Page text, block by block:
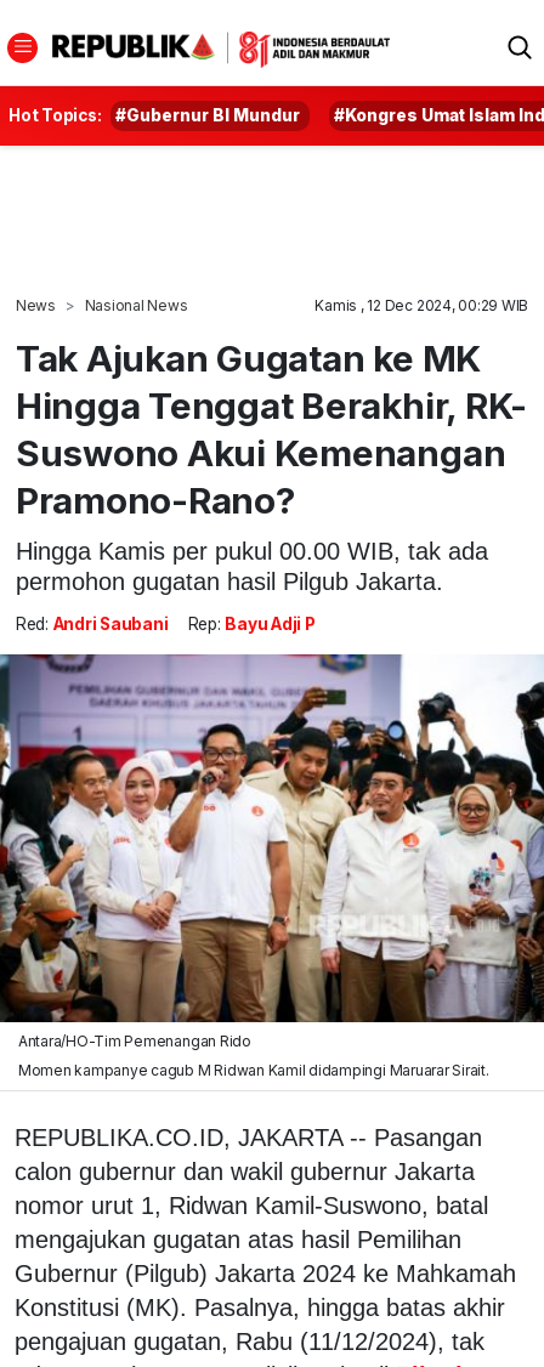
Hot Topics: #Gubernur BI Mundur #Kongres Umat Islam
News Nasional News Kamis , 12 Dec 2024, 00:29 WIB
Tak Ajukan Gugatan ke MK
Hingga Tenggat Berakhir, RK-
Suswono Akui Kemenangan
Pramono-Rano?
Hingga Kamis per pukul 00.00 WIB, tak ada
permohon gugatan hasil Pilgub Jakarta.
Red: Andri Saubani Rep: Bayu Adji P
Antara/HO-Tim Pemenangan Rido
Momen kampanye cagub M Ridwan Kamil didampingi Maruarar Sirait.
REPUBLIKA.CO.ID, JAKARTA -- Pasangan
calon gubernur dan wakil gubernur Jakarta
nomor urut 1, Ridwan Kamil-Suswono, batal
mengajukan gugatan atas hasil Pemilihan
Gubernur (Pilgub) Jakarta 2024 ke Mahkamah
Konstitusi (MK). Pasalnya, hingga batas akhir
pengajuan gugatan, Rabu (11/12/2024), tak